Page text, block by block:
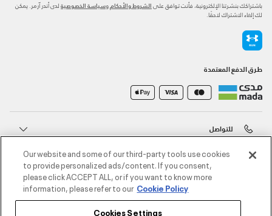
باشتراكك بنشرتنا الإلكترونية، فأنت توافق على الشروط والأحكام وسياسة الخصوصية لدى أندر آرمر. يمكن
لك إلغاء الاشتراك لاحقًا.
طرق الدفع المعتمدة
للتواصل
خدمة العملاء
Our website and some of our third-party tools use cookies
to provide personalized ads/content. If you consent,
please click ACCEPT ALL, or if you want to know more
information, please refer to our Cookie Policy
Cookies Settings